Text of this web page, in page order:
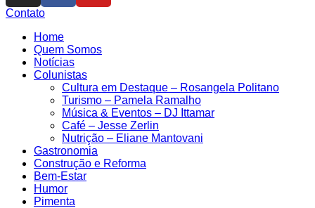
Contato
Home
Quem Somos
Notícias
Colunistas
Cultura em Destaque – Rosangela Politano
Turismo – Pamela Ramalho
Música & Eventos – DJ Ittamar
Café – Jesse Zerlin
Nutrição – Eliane Mantovani
Gastronomia
Construção e Reforma
Bem-Estar
Humor
Pimenta